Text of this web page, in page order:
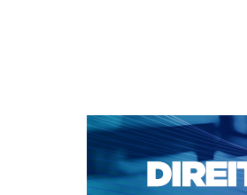
CAPA SOBRE
NOTÍCIAS
EDIÇÕES DE
Capa>Pesquisa> Perfil do autor